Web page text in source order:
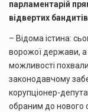
парламентарій
відвертих
– Відома істина:
ворожої держави, а
можливості
законодавчому
корупціонер-
обраним до нового